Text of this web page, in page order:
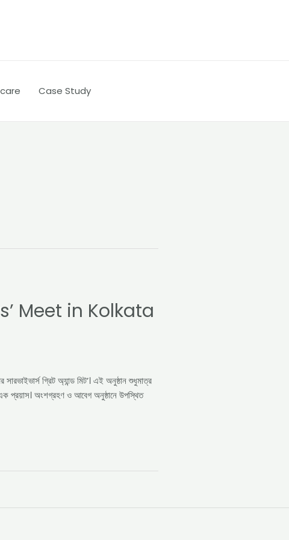
Case Study
Meet in Kolkata
গ্রিট অ্যান্ড মিট’। এই অনুষ্ঠান শুধুমাত্র
এক প্রয়াস। অংশগ্রহণ ও আবেগ অনুষ্ঠানে উপস্থিত